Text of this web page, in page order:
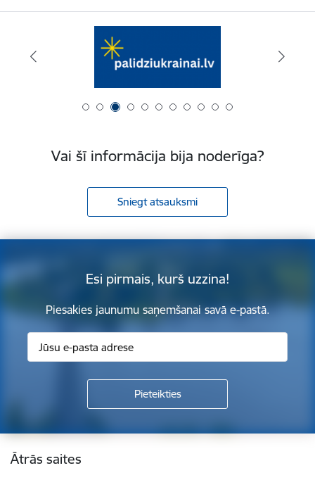
Vai šī informācija bija noderīga?
Sniegt atsauksmi
Esi pirmais, kurš uzzina!
Piesakies jaunumu saņemšanai savā e-pastā.
Kājene
Ātrās saites